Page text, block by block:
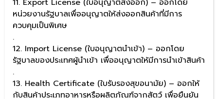
หน่วยงานรัฐบาลเพื่ออนุญาตให้ส่งออกสินค้าที่มีการ
ควบคุมเป็นพิเศษ
.
12. Import License (ใบอนุญาตนำเข้า) – ออกโดย
รัฐบาลของประเทศผู้นำเข้า เพื่ออนุญาตให้มีการนำเข้าสินค้า
.
13. Health Certificate (ใบรับรองสุขอนามัย) – ออกให้
กับสินค้าประเภทอาหารหรือผลิตภัณฑ์จากสัตว์ เพื่อยืนยัน